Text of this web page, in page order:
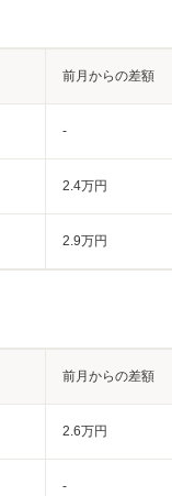
前月からの差額
-
2.4万円
2.9万円
前月からの差額
2.6万円
-